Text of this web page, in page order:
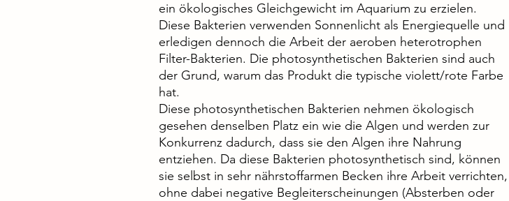
ein ökologisches Gleichgewicht im Aquarium zu erzielen.
Diese Bakterien verwenden Sonnenlicht als Energiequelle und
erledigen dennoch die Arbeit der aeroben heterotrophen
Filter-Bakterien. Die photosynthetischen Bakterien sind auch
der Grund, warum das Produkt die typische violett/rote Farbe
hat.
Diese photosynthetischen Bakterien nehmen ökologisch
gesehen denselben Platz ein wie die Algen und werden zur
Konkurrenz dadurch, dass sie den Algen ihre Nahrung
entziehen. Da diese Bakterien photosynthetisch sind, können
sie selbst in sehr nährstoffarmen Becken ihre Arbeit verrichten,
ohne dabei negative Begleiterscheinungen (Absterben oder